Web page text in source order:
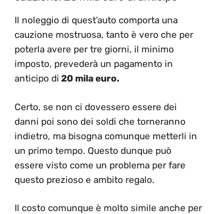
Il noleggio di quest’auto comporta una
cauzione mostruosa, tanto è vero che per
poterla avere per tre giorni, il minimo
imposto, prevederà un pagamento in
anticipo di 20 mila euro.
Certo, se non ci dovessero essere dei
danni poi sono dei soldi che torneranno
indietro, ma bisogna comunque metterli in
un primo tempo. Questo dunque può
essere visto come un problema per fare
questo prezioso e ambito regalo.
Il costo comunque è molto simile anche per